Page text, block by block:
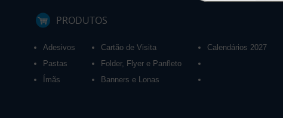
PRODUTOS
Adesivos
Pastas
Ímãs
Cartão de Visita
Folder, Flyer e Panfleto
Banners e Lonas
Calendários 2027